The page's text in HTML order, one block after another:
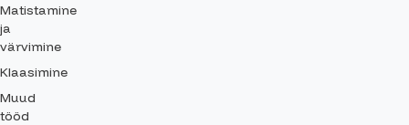
Matistamine
ja
värvimine
Klaasimine
Muud
tööd